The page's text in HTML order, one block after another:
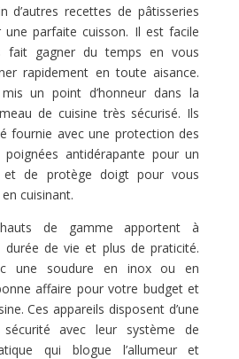
d’autres recettes de pâtisseries
une parfaite cuisson. Il est facile
fait gagner du temps en vous
rapidement en toute aisance.
un point d’honneur dans la
de cuisine très sécurisé. Ils
fournie avec une protection des
antidérapante pour un
et de protège doigt pour vous
cuisinant.
de gamme apportent à
durée de vie et plus de praticité.
une soudure en inox ou en
affaire pour votre budget et
Ces appareils disposent d’une
avec leur système de
qui blogue l’allumeur et